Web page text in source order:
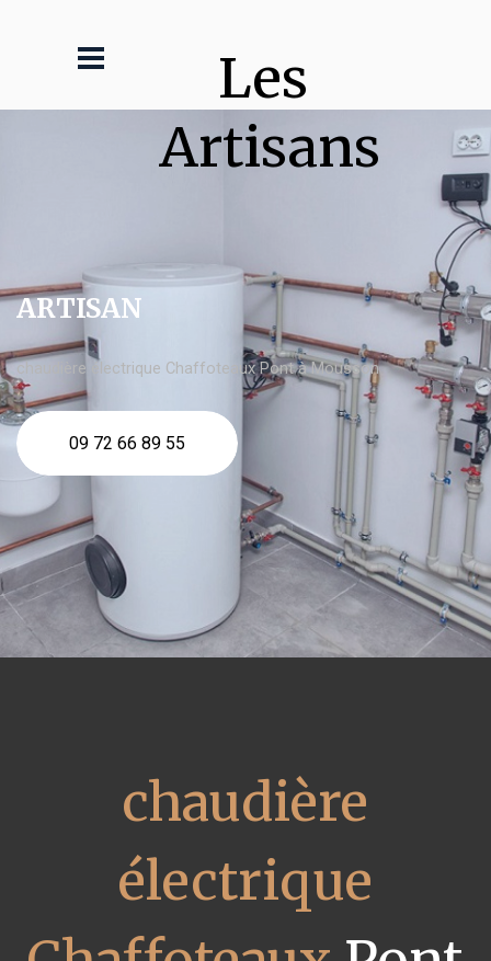
Les
Artisans
ARTISAN
chaudière électrique Chaffoteaux Pont à Mousson
09 72 66 89 55
chaudière
électrique